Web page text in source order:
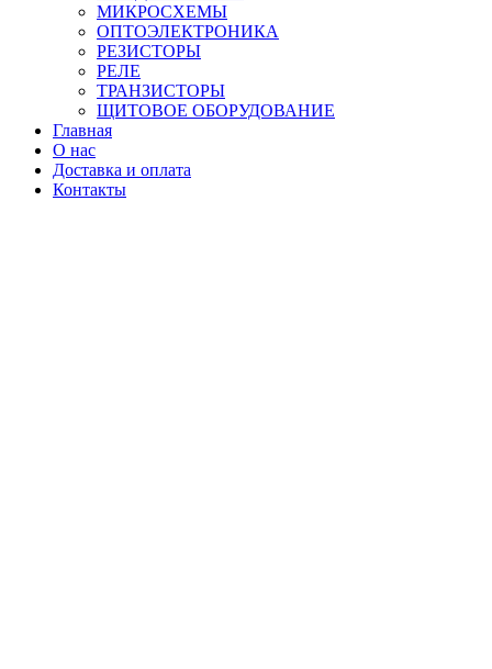
МИКРОСХЕМЫ
ОПТОЭЛЕКТРОНИКА
РЕЗИСТОРЫ
РЕЛЕ
ТРАНЗИСТОРЫ
ЩИТОВОЕ ОБОРУДОВАНИЕ
Главная
О нас
Доставка и оплата
Контакты